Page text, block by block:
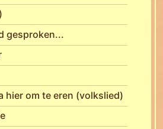
gesproken...
hier om te eren (volkslied)